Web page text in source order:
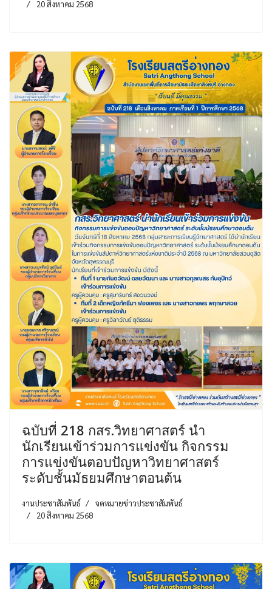
20 สิงหาคม 2568
ฉบับที่ 218 กสร.วิทยาศาสตร์ นำ
นักเรียนเข้าร่วมการแข่งขัน กิจกรรม
การแข่งขันตอบปัญหาวิทยาศาสตร์
ระดับชั้นมัธยมศึกษาตอนต้น
งานประชาสัมพันธ์
จดหมายข่าวประชาสัมพันธ์
20 สิงหาคม 2568